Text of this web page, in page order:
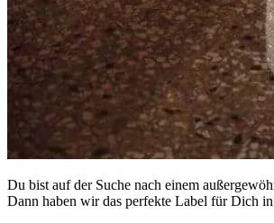
Du bist auf der Suche nach einem
Dann haben wir das perfekte Label für Dich